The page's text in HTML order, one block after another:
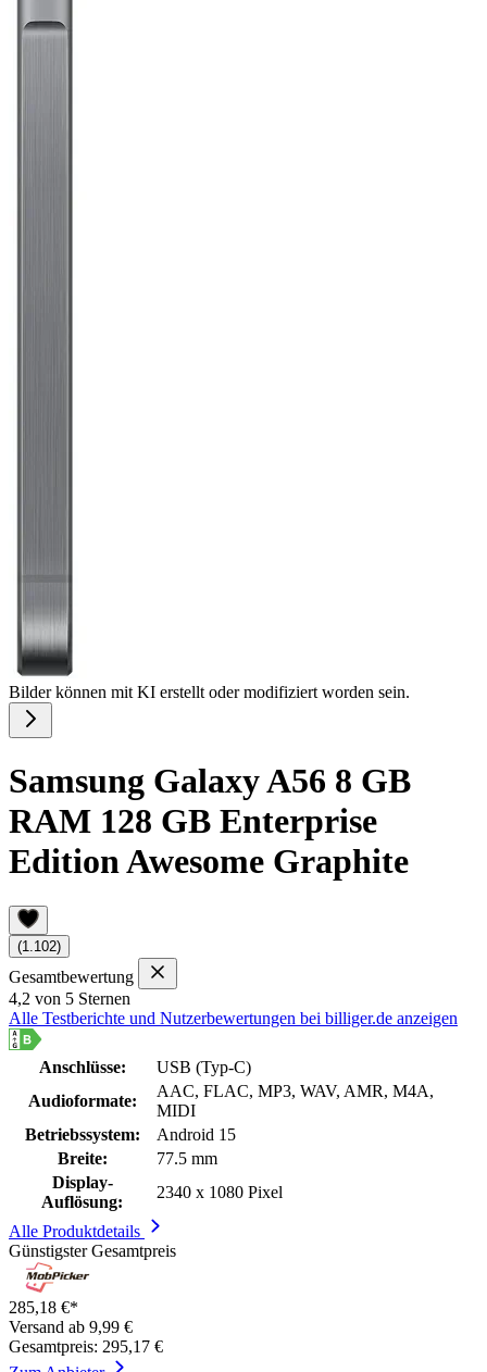
Bilder können mit KI erstellt oder modifiziert worden sein.
Samsung Galaxy A56 8 GB
RAM 128 GB Enterprise
Edition Awesome Graphite
(1.102)
Gesamtbewertung
4,2 von 5 Sternen
Alle Testberichte und Nutzerbewertungen bei billiger.de anzeigen
Anschlüsse:
USB (Typ-C)
Audioformate:
AAC, FLAC, MP3, WAV, AMR, M4A,
MIDI
Betriebssystem:
Android 15
Breite:
77.5 mm
Display-
Auflösung:
2340 x 1080 Pixel
Alle Produktdetails
Günstigster Gesamtpreis
285,18 €*
Versand ab 9,99 €
Gesamtpreis: 295,17 €